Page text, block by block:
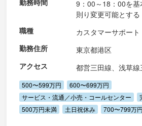
勤務時間
9：00～18：00を
則り変更可能とする
職種
カスタマーサポート
勤務住所
東京都港区
アクセス
都営三田線、浅草
500〜599万円
600〜699万円
サービス・流通／小売・コールセンター
500万円未満
土日祝休み 700〜799万円